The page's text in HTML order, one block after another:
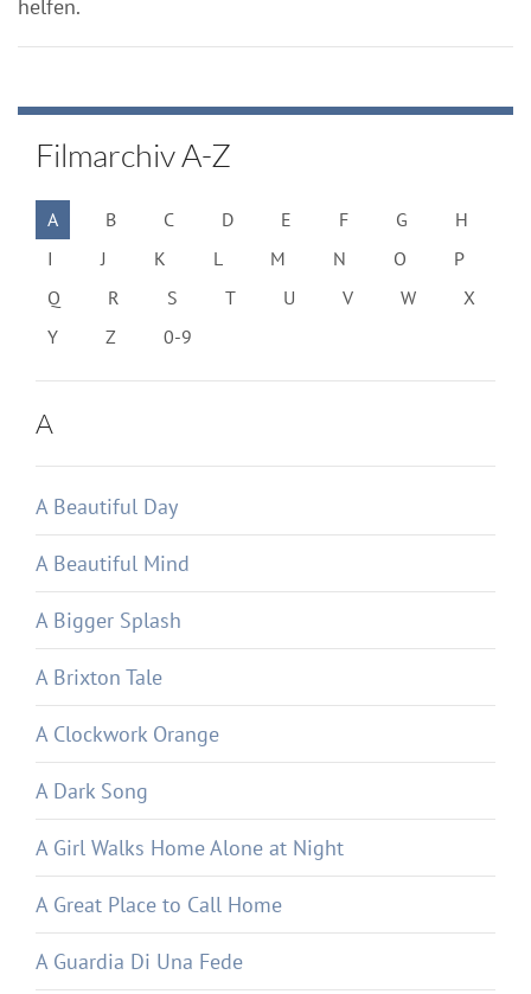
helfen.
Filmarchiv A-Z
A B C D E F G
H
I
J K L M N O
P
Q
R S T U V W
X
Y
Z 0-9
A
A Beautiful Day
A Beautiful Mind
A Bigger Splash
A Brixton Tale
A Clockwork Orange
A Dark Song
A Girl Walks Home Alone at Night
A Great Place to Call Home
A Guardia Di Una Fede